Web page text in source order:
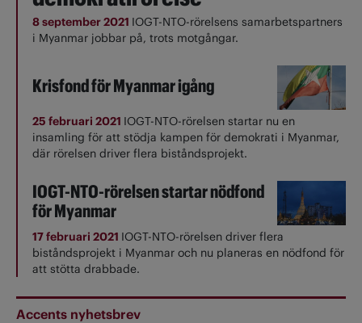
8 september 2021 IOGT-NTO-rörelsens samarbetspartners
i Myanmar jobbar på, trots motgångar.
Krisfond för Myanmar igång
25 februari 2021 IOGT-NTO-rörelsen startar nu en
insamling för att stödja kampen för demokrati i Myanmar,
där rörelsen driver flera biståndsprojekt.
IOGT-NTO-rörelsen startar nödfond
för Myanmar
17 februari 2021 IOGT-NTO-rörelsen driver flera
biståndsprojekt i Myanmar och nu planeras en nödfond för
att stötta drabbade.
Accents nyhetsbrev